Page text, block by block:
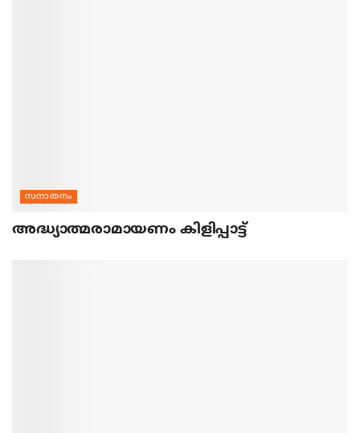
സനാതനം
അദ്ധ്യാത്മരാമായണം കിളിപ്പാട്ട്